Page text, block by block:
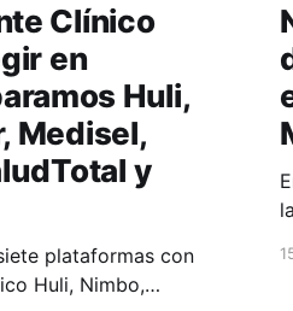
Clínico
en
Huli,
Medisel,
y
plataformas con
Huli, Nimbo,